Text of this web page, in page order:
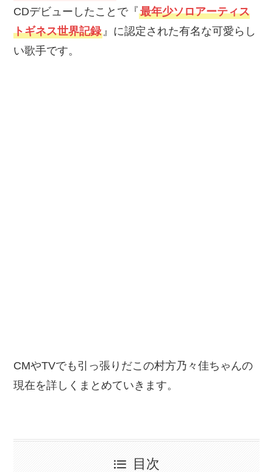
CDデビューしたことで『最年少ソロアーティス
トギネス世界記録』に認定された有名な可愛らし
い歌手です。
CMやTVでも引っ張りだこの村方乃々佳ちゃんの
現在を詳しくまとめていきます。
目次